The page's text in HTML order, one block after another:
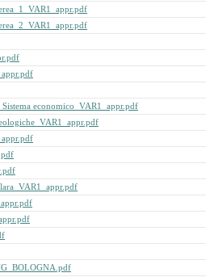
economico_VAR1_appr.pdf